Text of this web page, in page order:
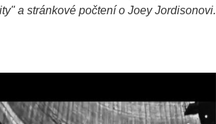
a stránkové počtení o Joey Jordisonovi.